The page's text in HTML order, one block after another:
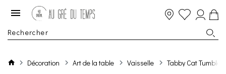
Décoration Art de la table Vaisselle Tabby Cat Tumbler